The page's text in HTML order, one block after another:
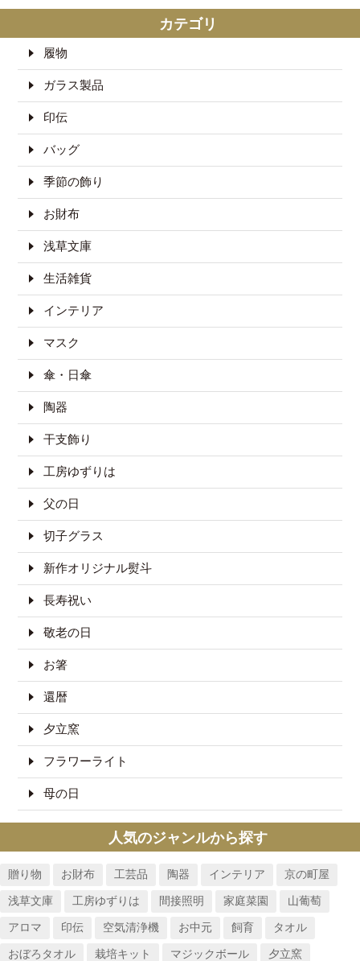
カテゴリ
履物
ガラス製品
印伝
バッグ
季節の飾り
お財布
浅草文庫
生活雑貨
インテリア
マスク
傘・日傘
陶器
干支飾り
工房ゆずりは
父の日
切子グラス
新作オリジナル熨斗
長寿祝い
敬老の日
お箸
還暦
夕立窯
フラワーライト
母の日
人気のジャンルから探す
贈り物 お財布 工芸品 陶器 インテリア 京の町屋
浅草文庫 工房ゆずりは 間接照明 家庭菜園 山葡萄
アロマ 印伝 空気清浄機 お中元 飼育 タオル
おぼろタオル 栽培キット マジックボール 夕立窯